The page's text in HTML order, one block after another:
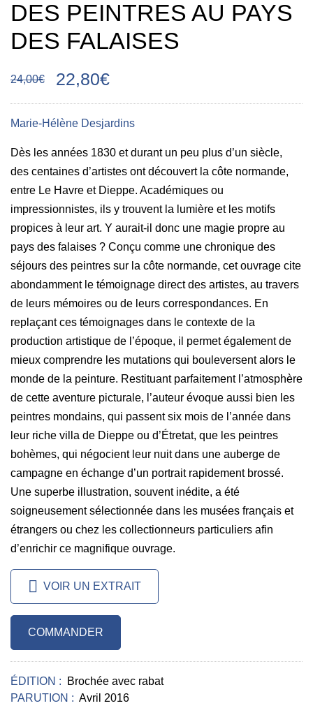
DES PEINTRES AU PAYS
DES FALAISES
24,00€ 22,80€
Marie-Hélène Desjardins
Dès les années 1830 et durant un peu plus d’un siècle,
des centaines d’artistes ont décou­vert la côte normande,
entre Le Havre et Dieppe. Académiques ou
impressionnistes, ils y trouvent la lumière et les motifs
propices à leur art. Y aurait-il donc une magie propre au
pays des falaises ? Conçu comme une chronique des
séjours des peintres sur la côte normande, cet ouvrage cite
abondamment le témoignage direct des artistes, au travers
de leurs mémoires ou de leurs correspondances. En
replaçant ces témoignages dans le contexte de la
production artistique de l’époque, il permet également de
mieux comprendre les mutations qui bouleversent alors le
monde de la peinture. Restituant parfaitement l’atmosphère
de cette aventure picturale, l’auteur évoque aussi bien les
peintres mondains, qui passent six mois de l’année dans
leur riche villa de Dieppe ou d’Étretat, que les peintres
bohèmes, qui négocient leur nuit dans une auberge de
campagne en échange d’un portrait rapidement brossé.
Une superbe illustration, souvent inédite, a été
soigneusement sélectionnée dans les musées français et
étrangers ou chez les collectionneurs particuliers afin
d’enrichir ce magnifique ouvrage.
VOIR UN EXTRAIT
COMMANDER
ÉDITION :
Brochée avec rabat
PARUTION : Avril 2016